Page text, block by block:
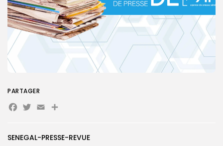
for:
SENEGAL-PRESSE-REVUE
PARTAGER
Facebook
Twitter
EmailPartager